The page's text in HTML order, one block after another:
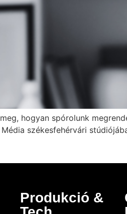
hogyan spórolunk
székesfehérvári
Produkció &